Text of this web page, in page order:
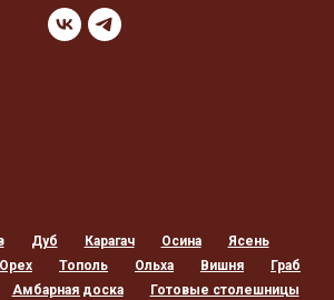
Дуб Карагач Осина
Ясень
Орех Тополь Ольха Вишня
Граб
Амбарная доска
Готовые столешницы